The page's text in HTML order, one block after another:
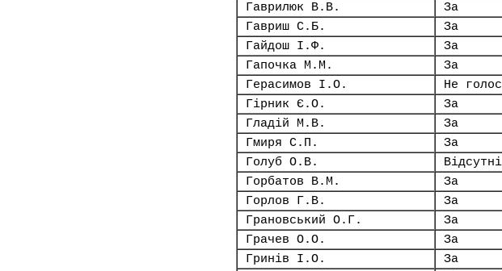
Гаврилюк В.В.
За
Гавриш С.Б.
За
Гайдош І.Ф.
За
Гапочка М.М.
За
Герасимов І.О.
Не
Гірник Є.О.
За
Гладій М.В.
За
Гмиря С.П.
За
Голуб О.В.
Горбатов В.М.
За
Горлов Г.В.
За
Грановський О.Г.
За
Грачев О.О.
За
Гринів І.О.
За